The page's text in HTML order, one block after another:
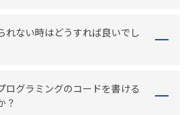
れない時はどうすれば良いでし
ログラミングのコードを書ける
？